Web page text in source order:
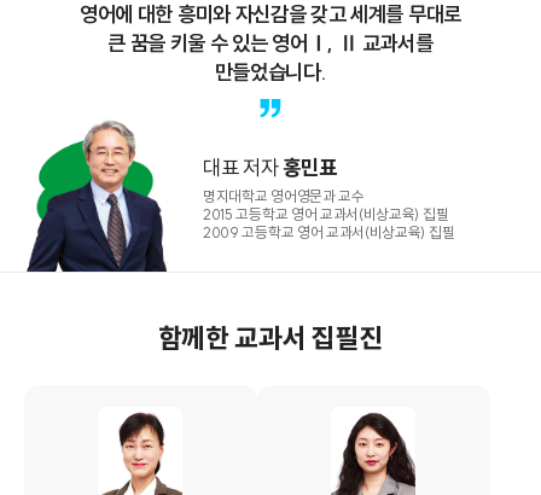
영어에 대한 흥미와 자신감을 갖고 세계를 무대로
큰 꿈을 키울 수 있는 영어Ⅰ, Ⅱ 교과서를
만들었습니다.
대표 저자홍민표
명지대학교 영어영문과 교수
2015 고등학교 영어 교과서(비상교육) 집필
2009 고등학교 영어 교과서(비상교육) 집필
함께한 교과서 집필진